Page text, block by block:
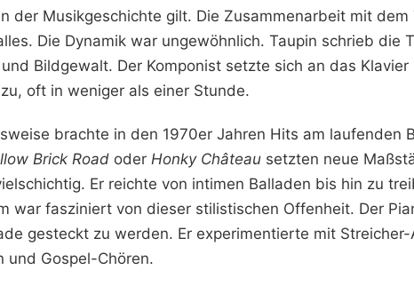
der Musikgeschichte gilt. Die Zusammenarbeit mit dem
Die Dynamik war ungewöhnlich. Taupin schrieb die
Bildgewalt. Der Komponist setzte sich an das
oft in weniger als einer Stunde.
brachte in den 1970er Jahren Hits am laufenden
Brick Road oder Honky Château setzten neue
Er reichte von intimen Balladen bis hin zu
war fasziniert von dieser stilistischen Offenheit. Der
gesteckt zu werden. Er experimentierte mit
und Gospel-Chören.